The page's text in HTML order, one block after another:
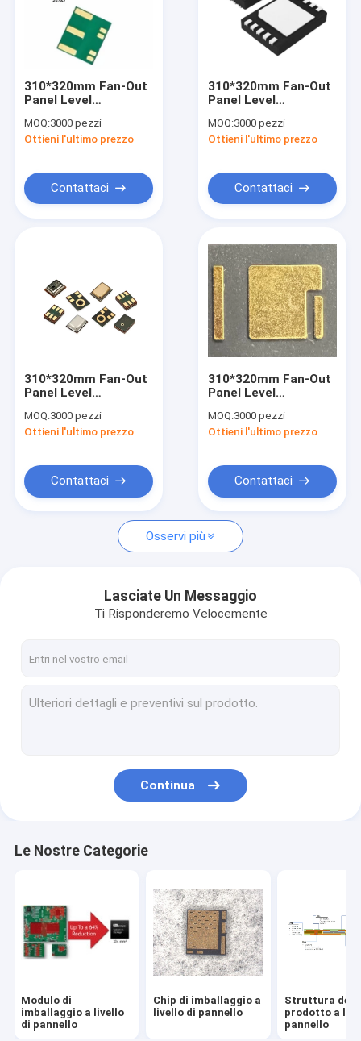
Video
Su di noi
Contattaci
Chiedi un preventivo
Modulo di imballaggio a livello di pannello
Struttura del prodotto a livello di pannello
Imballaggio a livello di pannello di ventilazione
310*320mm Fan-Out
Panel Level
GaN Prodotto
MOQ:3000 pezzi
Ottieni l'ultimo prezzo
Contattaci
310*320mm Fan-Out
Panel Level
Power Package
MOQ:3000 pezzi
Ottieni l'ultimo prezzo
Contattaci
310*320mm Fan-Out
Panel Level
Pacchetto per
microfoni MEMS
MOQ:3000 pezzi
Ottieni l'ultimo prezzo
Contattaci
310*320mm Fan-Out
Panel Level
Radiofrequenza (RF)
MOQ:3000 pezzi
Ottieni l'ultimo prezzo
Contattaci
Osservi più
Lasciate Un Messaggio
Ti Risponderemo Velocemente
Continua
Le Nostre Categorie
Modulo di
imballaggio a livello
di pannello
Chip di imballaggio a
livello di pannello
Struttura del
prodotto a
pannello